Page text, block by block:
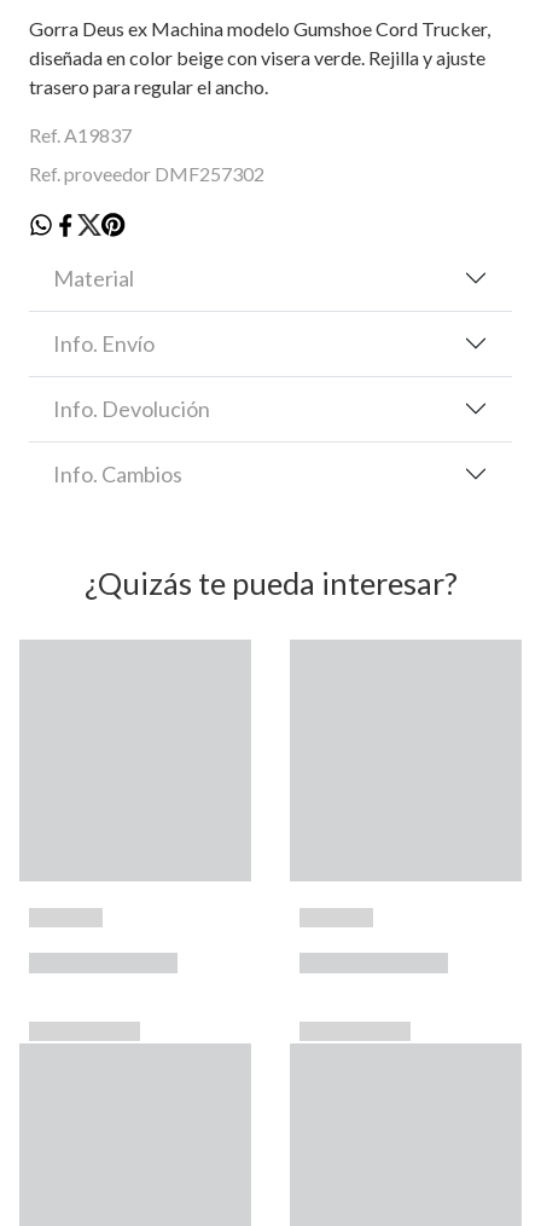
Gorra Deus ex Machina modelo Gumshoe Cord Trucker,
diseñada en color beige con visera verde. Rejilla y ajuste
trasero para regular el ancho.
Ref. A19837
Ref. proveedor DMF257302
Material
Info. Envío
Info. Devolución
Info. Cambios
¿Quizás te pueda interesar?